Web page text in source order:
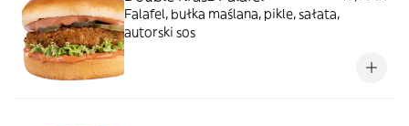
Falafel, bułka maślana, pikle, sałata,
autorski sos